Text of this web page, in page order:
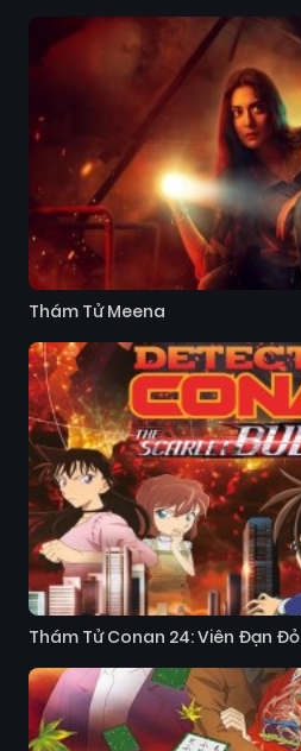
Thám Tử Meena
Thám Tử Conan 24: Viên Đạn Đỏ